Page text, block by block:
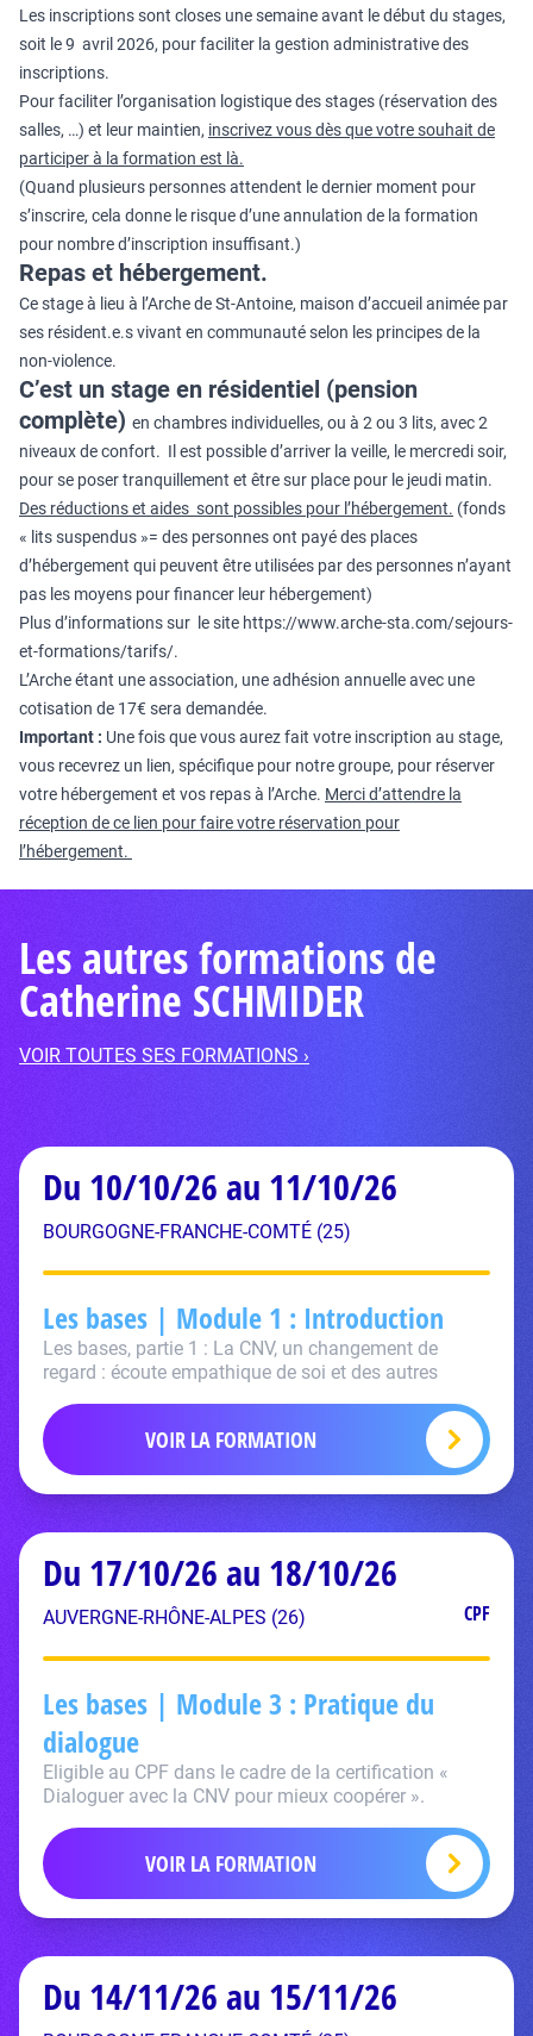
Les inscriptions sont closes une semaine avant le début du stages,
soit le 9 avril 2026, pour faciliter la gestion administrative des
inscriptions.
Pour faciliter l’organisation logistique des stages (réservation des
salles, …) et leur maintien, inscrivez vous dès que votre souhait de
participer à la formation est là.
(Quand plusieurs personnes attendent le dernier moment pour
s’inscrire, cela donne le risque d’une annulation de la formation
pour nombre d’inscription insuffisant.)
Repas et hébergement.
Ce stage à lieu à l’Arche de St-Antoine, maison d’accueil animée par
ses résident.e.s vivant en communauté selon les principes de la
non-violence.
C’est un stage en résidentiel (pension
complète) en chambres individuelles, ou à 2 ou 3 lits, avec 2
niveaux de confort. Il est possible d’arriver la veille, le mercredi soir,
pour se poser tranquillement et être sur place pour le jeudi matin.
Des réductions et aides sont possibles pour l’hébergement. (fonds
« lits suspendus »= des personnes ont payé des places
d’hébergement qui peuvent être utilisées par des personnes n’ayant
pas les moyens pour financer leur hébergement)
Plus d’informations sur le site https://www.arche-sta.com/sejours-
et-formations/tarifs/.
L’Arche étant une association, une adhésion annuelle avec une
cotisation de 17€ sera demandée.
Important : Une fois que vous aurez fait votre inscription au stage,
vous recevrez un lien, spécifique pour notre groupe, pour réserver
votre hébergement et vos repas à l’Arche. Merci d’attendre la
réception de ce lien pour faire votre réservation pour
l’hébergement.
Les autres formations de
Catherine SCHMIDER
VOIR TOUTES SES FORMATIONS ›
Du 10/10/26 au 11/10/26
BOURGOGNE-FRANCHE-COMTÉ (25)
Les bases | Module 1 : Introduction
Les bases, partie 1 : La CNV, un changement de
regard : écoute empathique de soi et des autres
VOIR LA FORMATION
Du 17/10/26 au 18/10/26
AUVERGNE-RHÔNE-ALPES (26) CPF
Les bases | Module 3 : Pratique du
dialogue
Eligible au CPF dans le cadre de la certification «
Dialoguer avec la CNV pour mieux coopérer ».
VOIR LA FORMATION
Du 14/11/26 au 15/11/26